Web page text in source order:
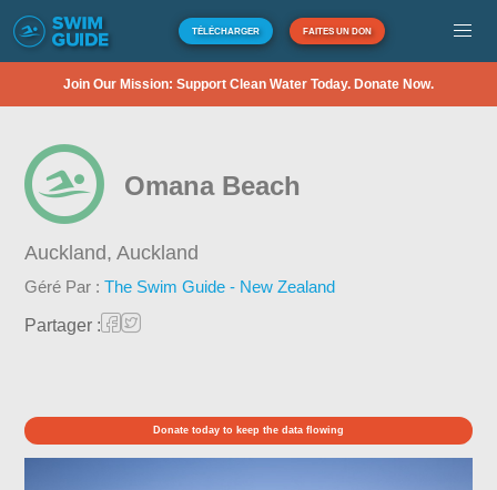
TÉLÉCHARGER FAITES UN DON
Join Our Mission: Support Clean Water Today. Donate Now.
Omana Beach
Auckland,Auckland
Géré Par :The Swim Guide - New Zealand
Partager :
Donate today to keep the data flowing